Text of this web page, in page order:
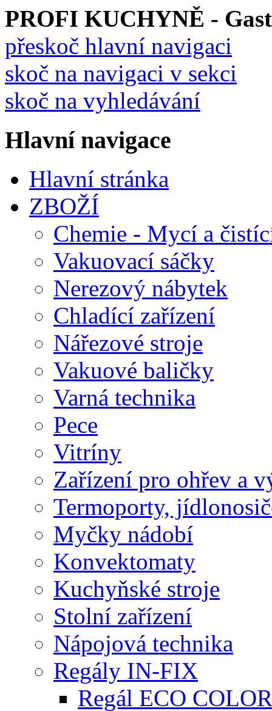
PROFI KUCHYNĚ -
přeskoč hlavní navigaci
skoč na navigaci v sekci
skoč na vyhledávání
Hlavní navigace
Hlavní stránka
ZBOŽÍ
Chemie - Mycí a
Vakuovací sáčky
Nerezový nábytek
Chladící zařízení
Nářezové stroje
Vakuové baličky
Varná technika
Pece
Vitríny
Zařízení pro ohřev a
Termoporty,
Myčky nádobí
Konvektomaty
Kuchyňské stroje
Stolní zařízení
Nápojová technika
Regály IN-FIX
Regál ECO COLOR